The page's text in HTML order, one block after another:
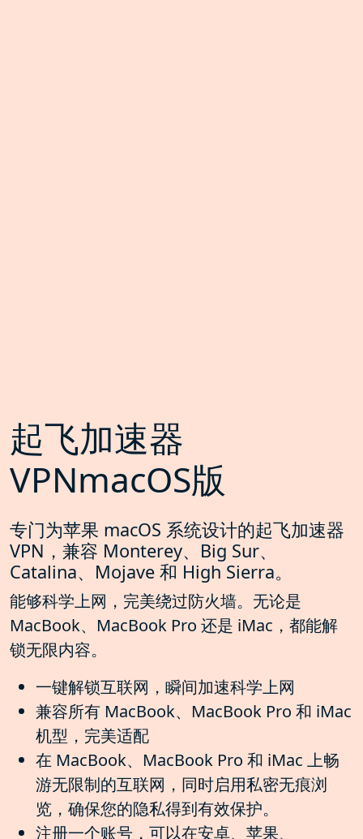
起飞加速器
VPNmacOS版
专门为苹果 macOS 系统设计的起飞加速器
VPN，兼容 Monterey、Big Sur、
Catalina、Mojave 和 High Sierra。
能够科学上网，完美绕过防火墙。无论是
MacBook、MacBook Pro 还是 iMac，都能解
锁无限内容。
一键解锁互联网，瞬间加速科学上网
兼容所有 MacBook、MacBook Pro 和 iMac
机型，完美适配
在 MacBook、MacBook Pro 和 iMac 上畅
游无限制的互联网，同时启用私密无痕浏
览，确保您的隐私得到有效保护。
注册一个账号，可以在安卓、苹果、